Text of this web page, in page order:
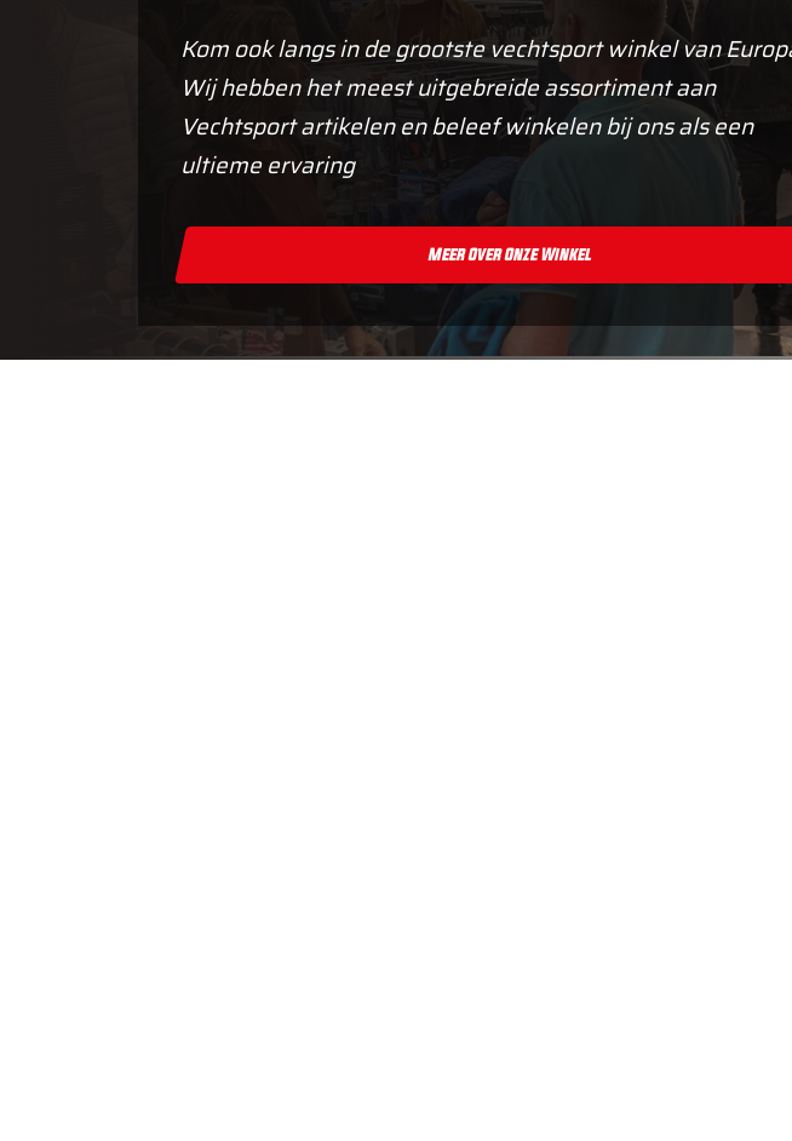
Kom ook langs in de grootste vechtsport winkel van
Wij hebben het meest uitgebreide assortiment aan
Vechtsport artikelen en beleef winkelen bij ons als een
ultieme ervaring
Meer Over Onze Winkel